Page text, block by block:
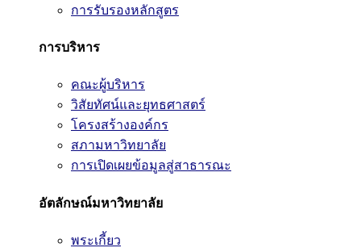
การรับรองหลักสูตร
การบริหาร
คณะผู้บริหาร
วิสัยทัศน์และยุทธศาสตร์
โครงสร้างองค์กร
สภามหาวิทยาลัย
การเปิดเผยข้อมูลสู่สาธารณะ
อัตลักษณ์มหาวิทยาลัย
พระเกี้ยว